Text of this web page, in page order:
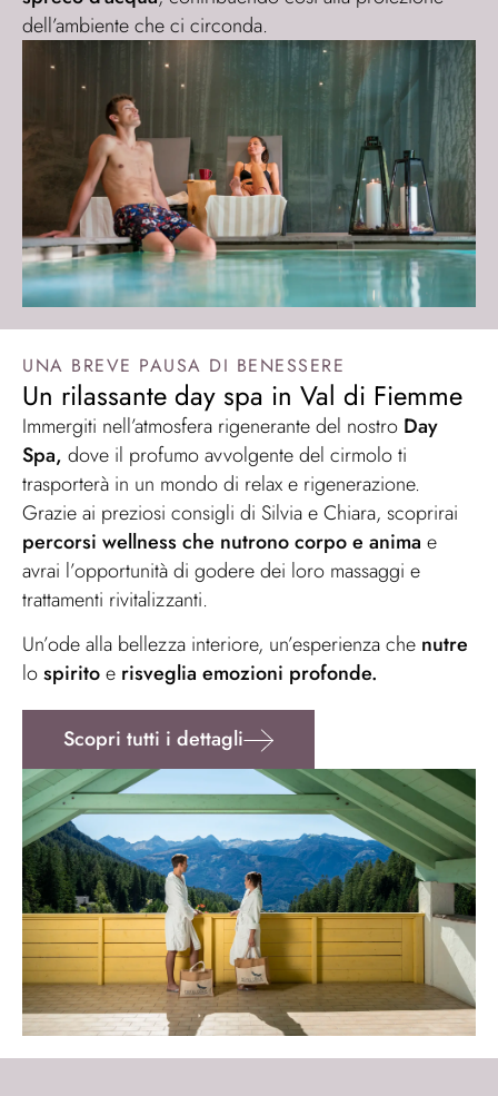
dell’ambiente che ci circonda.
UNA BREVE PAUSA DI BENESSERE
Un rilassante day spa in Val di Fiemme
Immergiti nell’atmosfera rigenerante del nostro Day
Spa, dove il profumo avvolgente del cirmolo ti
trasporterà in un mondo di relax e rigenerazione.
Grazie ai preziosi consigli di Silvia e Chiara, scoprirai
percorsi wellness che nutrono corpo e anima e
avrai l’opportunità di godere dei loro massaggi e
trattamenti rivitalizzanti.
Un’ode alla bellezza interiore, un’esperienza che nutre
lospiritoe risveglia emozioni profonde.
Scopri tutti i dettagli